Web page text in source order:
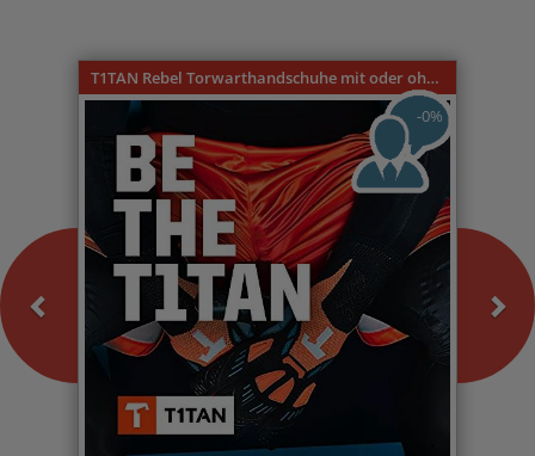
T1TAN Rebel Torwarthandschuhe mit oder ohne Fingerschutz
-0%